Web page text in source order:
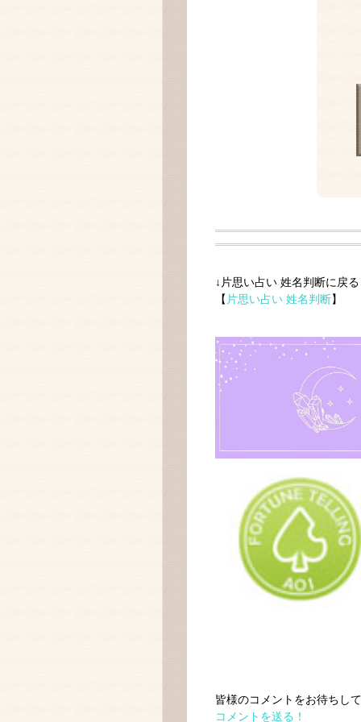
↓片思い占い 姓名判断に戻る
【 片思い占い 姓名判断】
皆様のコメントをお待ちし
コメントを送る！